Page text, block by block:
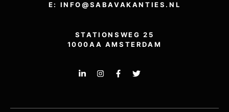
E: INFO@SABAVAKANTIES.NL
STATIONSWEG 25
1000AA AMSTERDAM